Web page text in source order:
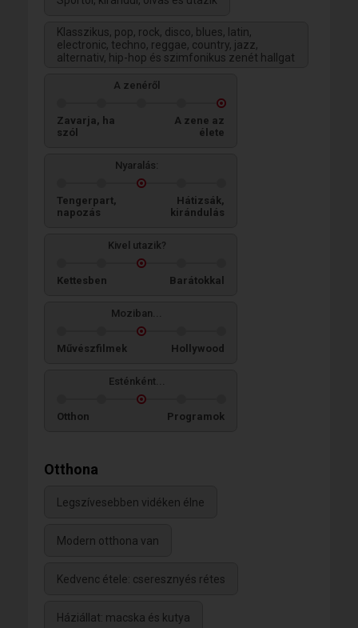
Klasszikus, pop, rock, disco, blues, latin,
electronic, techno, reggae, country, jazz,
alternativ, hip-hop és szimfonikus zenét hallgat
A zenéről
Zavarja, ha
szól
A zene az
élete
Nyaralás:
Tengerpart,
napozás
Hátizsák,
kirándulás
Kivel utazik?
Kettesben Barátokkal
Moziban...
Művészfilmek Hollywood
Esténként...
Otthon Programok
Otthona
Legszívesebben vidéken élne
Modern otthona van
Kedvenc étele: cseresznyés rétes
Háziállat: macska és kutya